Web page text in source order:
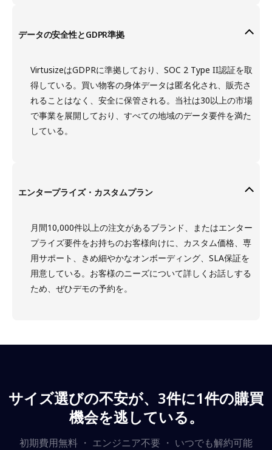
データの安全性とGDPR準拠
VirtusizeはGDPRに準拠しており、SOC 2 Type II認証を取
得している。買い物客の身体データは匿名化され、販売さ
れることはなく、安全に保管される。当社は30以上の市場
で事業を展開しており、すべての地域のデータ要件を満た
している。
エンタープライズ・カスタムプラン
月間10,000件以上の注文があるブランド、またはエンター
プライズ要件をお持ちのお客様向けに、カスタム価格、専
用サポート、きめ細やかなオンボーディング、SLA保証を
用意している。お客様のニーズについて詳しくお話しする
ため、ぜひデモの予約を。
サイズ選びの不安が、3件に1件の購買
機会を逃している。
初期費用無料 ・ エンジニア不要 ・ いつでも解約可能